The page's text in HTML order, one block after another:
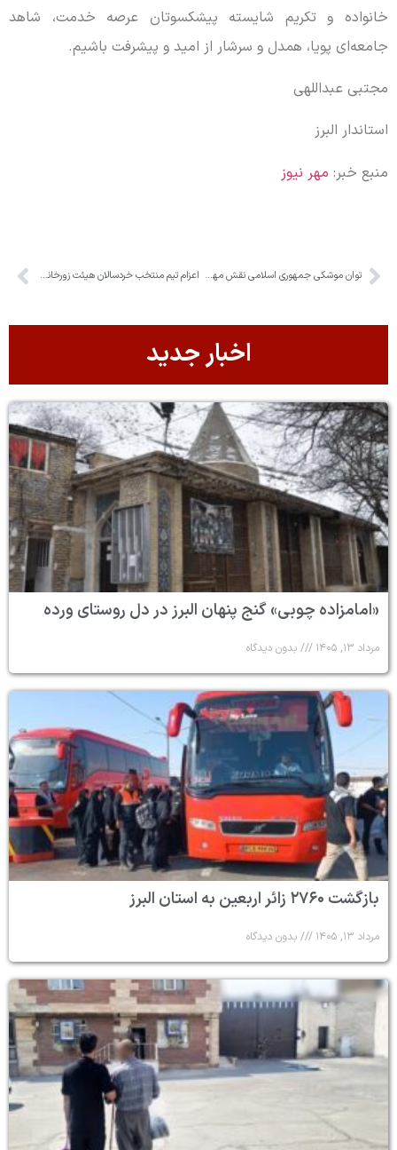
خانواده و تکریم شایسته پیشکسوتان عرصه خدمت، شاهد
جامعه‌ای پویا، همدل و سرشار از امید و پیشرفت باشیم.
مجتبی عبداللهی
استاندار البرز
منبع خبر: مهر نیوز
توان موشکی جمهوری اسلامی نقش مهمی در بازدارندگی دشمنان دارد اعزام تیم منتخب خردسالان هیئت زورخانه‌ای استان البرز به مسابقات کشوری
اخبار جدید
«امامزاده چوبی» گنج پنهان البرز در دل روستای ورده
مرداد ۱۳, ۱۴۰۵ بدون دیدگاه
بازگشت ۲۷۶۰ زائر اربعین به استان البرز
مرداد ۱۳, ۱۴۰۵ بدون دیدگاه